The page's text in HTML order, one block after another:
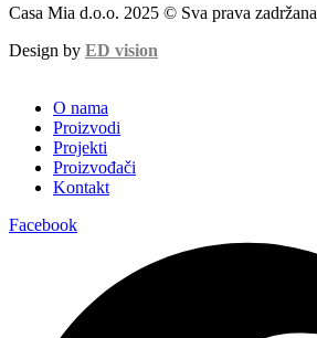
Casa Mia d.o.o. 2025 © Sva prava zadržana
Design by ED vision
O nama
Proizvodi
Projekti
Proizvođači
Kontakt
Facebook